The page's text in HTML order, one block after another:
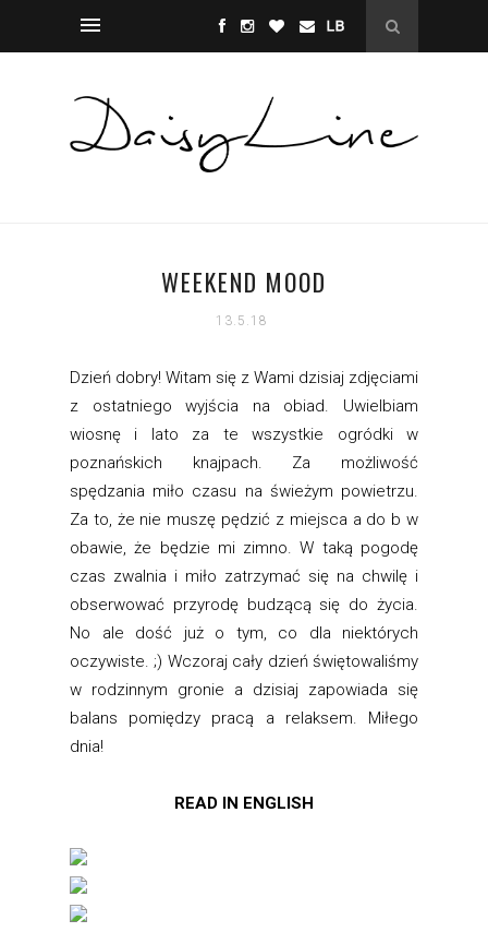
WEEKEND MOOD
13.5.18
Dzień dobry! Witam się z Wami dzisiaj zdjęciami
z ostatniego wyjścia na obiad. Uwielbiam
wiosnę i lato za te wszystkie ogródki w
poznańskich knajpach. Za możliwość
spędzania miło czasu na świeżym powietrzu.
Za to, że nie muszę pędzić z miejsca a do b w
obawie, że będzie mi zimno. W taką pogodę
czas zwalnia i miło zatrzymać się na chwilę i
obserwować przyrodę budzącą się do życia.
No ale dość już o tym, co dla niektórych
oczywiste. ;) Wczoraj cały dzień świętowaliśmy
w rodzinnym gronie a dzisiaj zapowiada się
balans pomiędzy pracą a relaksem. Miłego
dnia!
READ IN ENGLISH